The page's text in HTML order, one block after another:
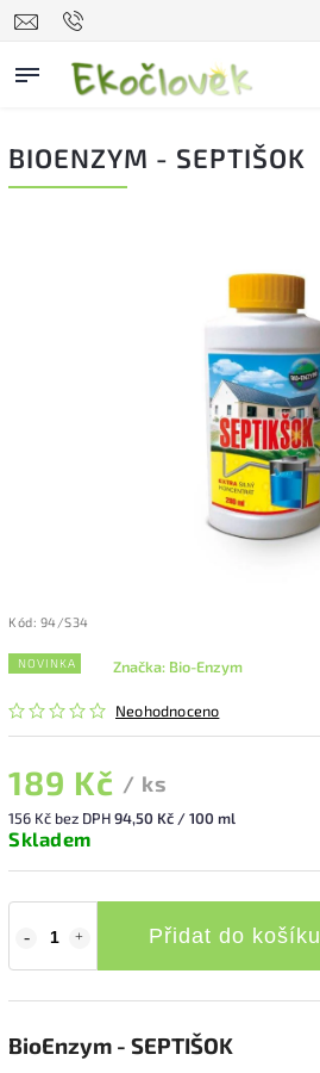
BIOENZYM - SEPTIŠOK
Kód: 94/S34
NOVINKA
Neohodnoceno
Značka: Bio-Enzym
189 Kč / ks
156 Kč bez DPH94,50 Kč / 100 ml
Skladem
Přidat do košíku
BioEnzym - SEPTIŠOK